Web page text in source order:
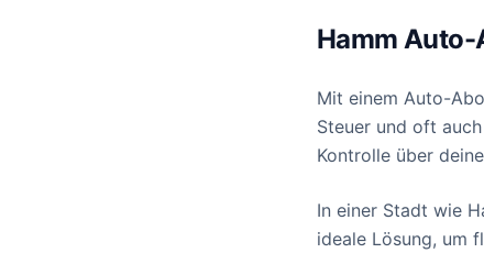
Hamm Auto-
Mit einem Auto-
Steuer und oft
Kontrolle über
In einer Stadt wie
ideale Lösung, um